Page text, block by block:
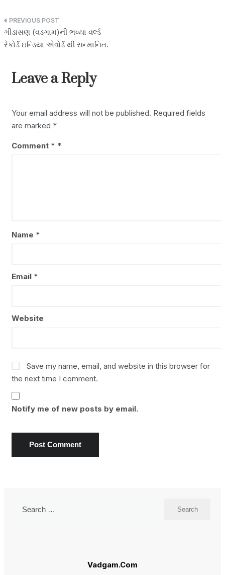
p
p
i
n
k
e
d
I
r
e
Post
navigation
ગીડાસણ (વડગામ)ની ભવ્યા વર્લ્ડ
રેકોર્ડ ઇન્ડિયા એવોર્ડ થી સન્માનિત.
Leave a Reply
Your email address will not be published. Required fields
are marked *
Comment *
Name *
Email *
Website
Save my name, email, and website in this browser for
the next time I comment.
Notify me of new posts by email.
Vadgam.Com